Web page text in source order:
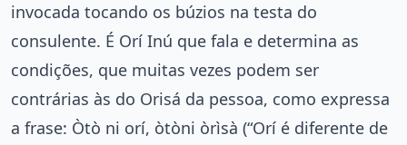
invocada tocando os búzios na testa do
consulente. É Orí Inú que fala e determina as
condições, que muitas vezes podem ser
contrárias às do Orisá da pessoa, como expressa
a frase: Òtò ni orí, òtòni òrìsà (“Orí é diferente de